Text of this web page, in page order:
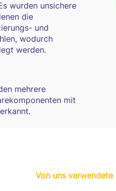
wurden unsichere
die
und
wodurch
werden.
mehrere
mit
Von uns verwendete